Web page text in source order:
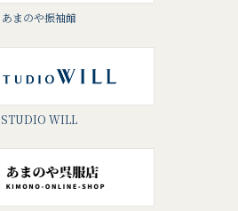
あまのや振袖館
STUDIO WILL